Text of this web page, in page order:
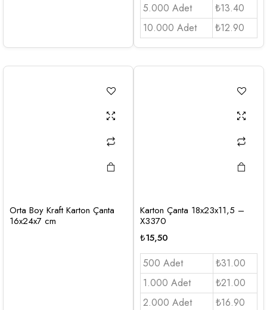
5.000 Adet
₺13.40
10.000 Adet
₺12.90
Orta Boy Kraft Karton Çanta
16x24x7 cm
Karton Çanta 18x23x11,5 –
X3370
₺15,50
500 Adet
₺31.00
1.000 Adet
₺21.00
2.000 Adet
₺16.90